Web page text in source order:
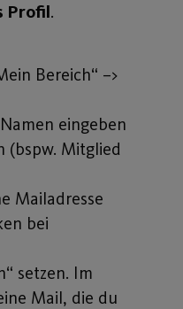
Profil.
Bereich“ –>
eingeben
(bspw. Mitglied
Mailadresse
bei
setzen. Im
Mail, die du